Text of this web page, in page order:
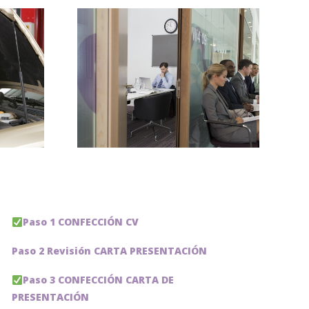
a
Paso 1 CONFECCIÓN CV
Paso 2 Revisión CARTA PRESENTACIÓN
Paso 3 CONFECCIÓN CARTA DE
PRESENTACIÓN